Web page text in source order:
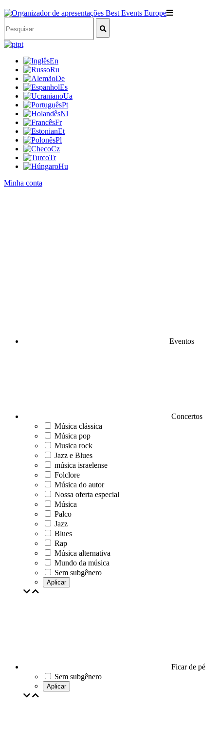
pt
En
Ru
De
Es
Ua
Pt
Nl
Fr
Et
Pl
Cz
Tr
Hu
Minha conta
Eventos
Concertos
Música clássica
Música pop
Musica rock
Jazz e Blues
música israelense
Folclore
Música do autor
Nossa oferta especial
Música
Palco
Jazz
Blues
Rap
Música alternativa
Mundo da música
Sem subgênero
Aplicar
Ficar de pé
Sem subgênero
Aplicar